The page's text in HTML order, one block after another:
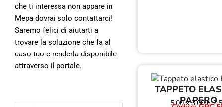
che ti interessa non appare in
Mepa dovrai solo contattarci!
Saremo felici di aiutarti a
trovare la soluzione che fa al
caso tuo e renderla disponibile
attraverso il portale.
TAPPETO
PAPERO
5,00 x 3,00 h